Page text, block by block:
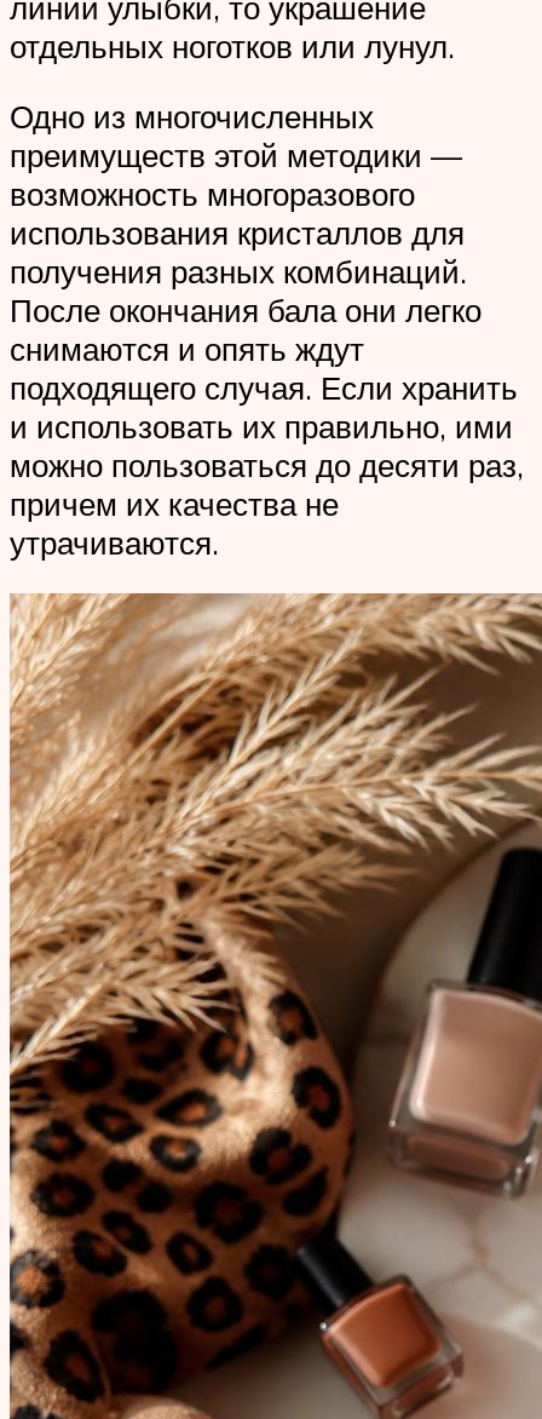
линии улыбки, то украшение
отдельных ноготков или лунул.
Одно из многочисленных
преимуществ этой методики —
возможность многоразового
использования кристаллов для
получения разных комбинаций.
После окончания бала они легко
снимаются и опять ждут
подходящего случая. Если хранить
и использовать их правильно, ими
можно пользоваться до десяти раз,
причем их качества не
утрачиваются.